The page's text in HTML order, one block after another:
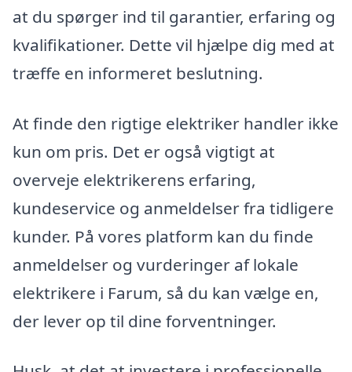
at du spørger ind til garantier, erfaring og
kvalifikationer. Dette vil hjælpe dig med at
træffe en informeret beslutning.
At finde den rigtige elektriker handler ikke
kun om pris. Det er også vigtigt at
overveje elektrikerens erfaring,
kundeservice og anmeldelser fra tidligere
kunder. På vores platform kan du finde
anmeldelser og vurderinger af lokale
elektrikere i Farum, så du kan vælge en,
der lever op til dine forventninger.